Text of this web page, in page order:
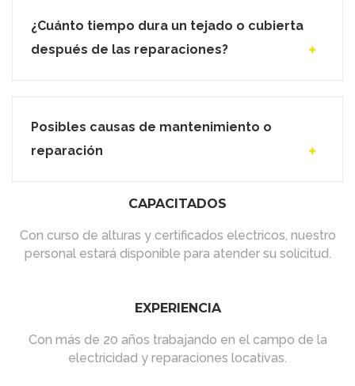
¿Cuánto tiempo dura un tejado o cubierta
después de las reparaciones?
Posibles causas de mantenimiento o
reparación
CAPACITADOS
Con curso de alturas y certificados electricos, nuestro
personal estará disponible para atender su solicitud.
EXPERIENCIA
Con más de 20 años trabajando en el campo de la
electricidad y reparaciones locativas.